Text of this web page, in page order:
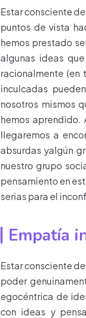
Estar consciente
puntos de vista
hemos prestado
algunas ideas
racionalmente (en
inculcadas
nosotros mismos
hemos aprendido.
llegaremos a
absurdas yalgún
nuestro grupo
pensamiento en
serias para el
Empatía
Estar consciente
poder
egocéntrica de
con ideas y